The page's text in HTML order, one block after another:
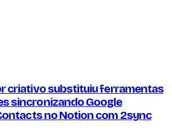
criativo substituiu ferramentas
sincronizando Google
no Notion com 2sync